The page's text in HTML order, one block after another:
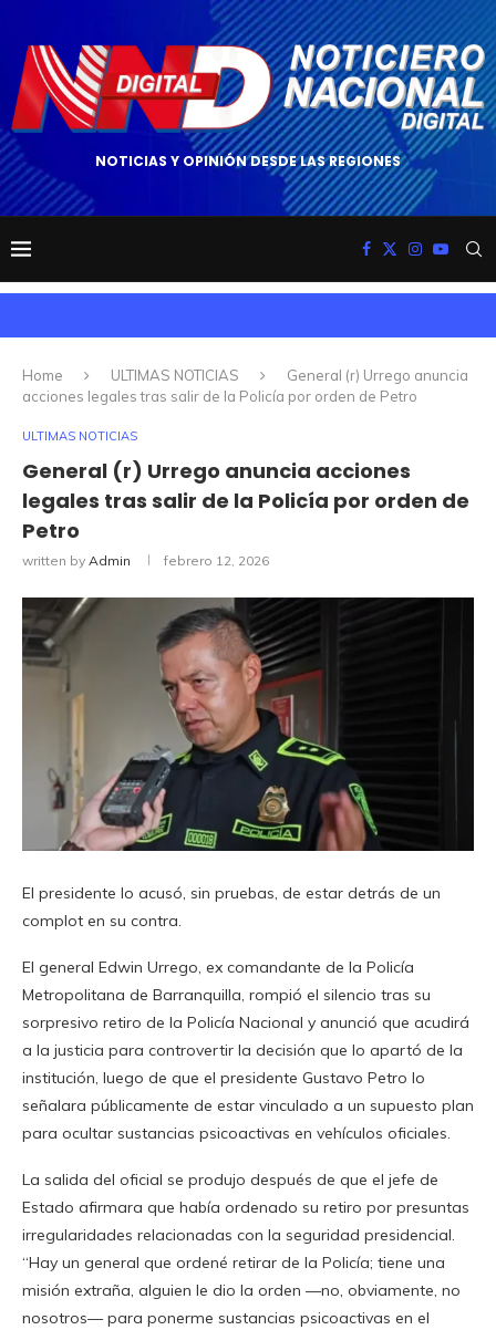
NOTICIAS Y OPINIÓN DESDE LAS REGIONES
Home ULTIMAS NOTICIAS
General (r) Urrego anuncia
acciones legales tras salir de la Policía por orden de Petro
ULTIMAS NOTICIAS
General (r) Urrego anuncia acciones
legales tras salir de la Policía por orden de
Petro
written by Admin febrero 12, 2026
El presidente lo acusó, sin pruebas, de estar detrás de un
complot en su contra.
El general Edwin Urrego, ex comandante de la Policía
Metropolitana de Barranquilla, rompió el silencio tras su
sorpresivo retiro de la Policía Nacional y anunció que acudirá
a la justicia para controvertir la decisión que lo apartó de la
institución, luego de que el presidente Gustavo Petro lo
señalara públicamente de estar vinculado a un supuesto plan
para ocultar sustancias psicoactivas en vehículos oficiales.
La salida del oficial se produjo después de que el jefe de
Estado afirmara que había ordenado su retiro por presuntas
irregularidades relacionadas con la seguridad presidencial.
“Hay un general que ordené retirar de la Policía; tiene una
misión extraña, alguien le dio la orden —no, obviamente, no
nosotros— para ponerme sustancias psicoactivas en el